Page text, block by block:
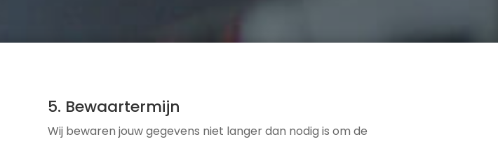
5. Bewaartermijn
Wij bewaren jouw gegevens niet langer dan nodig is om de